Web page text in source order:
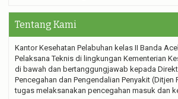
Tentang Kami
Kantor Kesehatan Pelabuhan kelas II Banda
Pelaksana Teknis di lingkungan Kementerian
di bawah dan bertanggungjawab kepada
Pencegahan dan Pengendalian Penyakit (Ditjen
tugas melaksanakan pencegahan masuk dan